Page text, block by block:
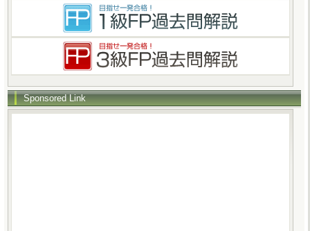
Sponsored Link